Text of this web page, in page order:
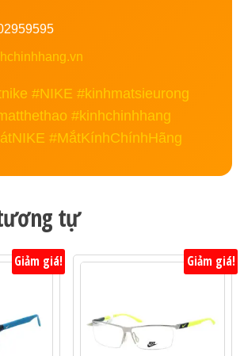
#NIKE #kinhmatsieurong
#kinhchinhhang
#MắtKínhChínhHãng
tự
Giảm giá! Giảm giá!